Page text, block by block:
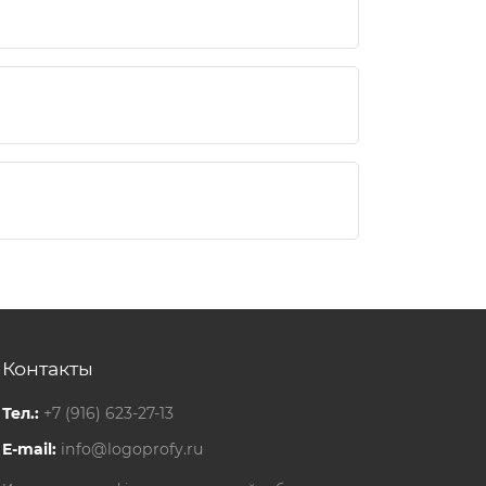
Контакты
Тел.: +7 (916) 623-27-13
E-mail: info@logoprofy.ru